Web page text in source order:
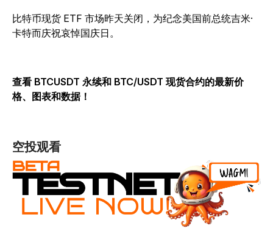
比特币现货 ETF 市场昨天关闭，为纪念美国前总统吉米·
卡特而庆祝哀悼国庆日。
查看 BTCUSDT 永续和 BTC/USDT 现货合约的最新价
格、图表和数据！
空投观看